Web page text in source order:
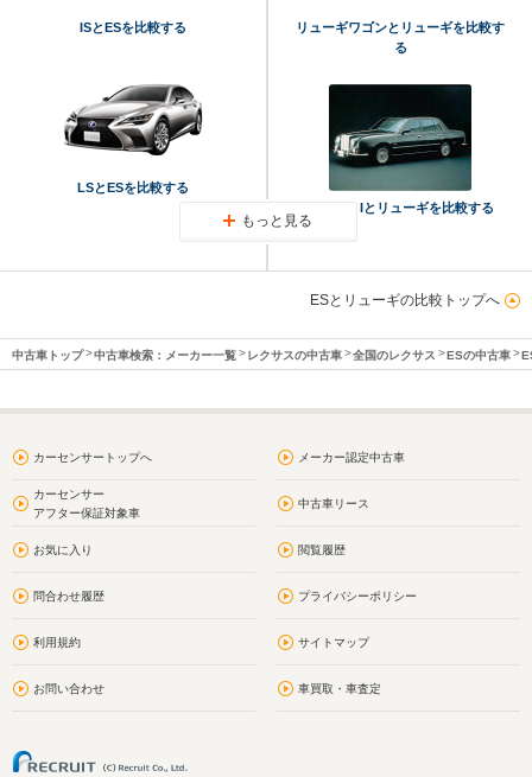
ISとESを比較する
LSとESを比較する
リューギワゴンとリューギを比較す
る
ガリューIとリューギを比較する
もっと見る
ESとリューギの比較トップへ
中古車トップ 中古車検索：メーカー一覧 レクサスの中古車 全国のレクサス ESの中古車
カーセンサートップへ メーカー認定中古車
カーセンサー
アフター保証対象車
中古車リース
お気に入り 閲覧履歴
問合わせ履歴 プライバシーポリシー
利用規約 サイトマップ
お問い合わせ 車買取・車査定